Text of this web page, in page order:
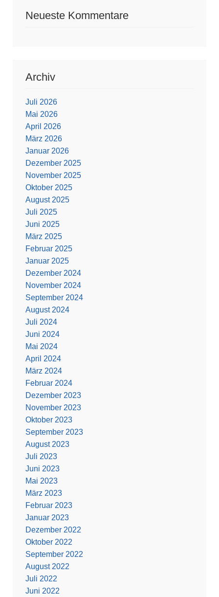
Neueste Kommentare
Archiv
Juli 2026
Mai 2026
April 2026
März 2026
Januar 2026
Dezember 2025
November 2025
Oktober 2025
August 2025
Juli 2025
Juni 2025
März 2025
Februar 2025
Januar 2025
Dezember 2024
November 2024
September 2024
August 2024
Juli 2024
Juni 2024
Mai 2024
April 2024
März 2024
Februar 2024
Dezember 2023
November 2023
Oktober 2023
September 2023
August 2023
Juli 2023
Juni 2023
Mai 2023
März 2023
Februar 2023
Januar 2023
Dezember 2022
Oktober 2022
September 2022
August 2022
Juli 2022
Juni 2022